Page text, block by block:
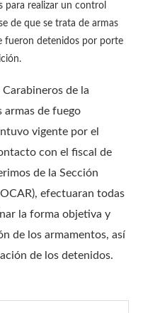
para realizar un control
de que se trata de armas
fueron detenidos por porte
de la
armas de fuego
vigente por el
con el fiscal de
de la Sección
efectuaran todas
la forma objetiva y
de los armamentos, así
de los detenidos.